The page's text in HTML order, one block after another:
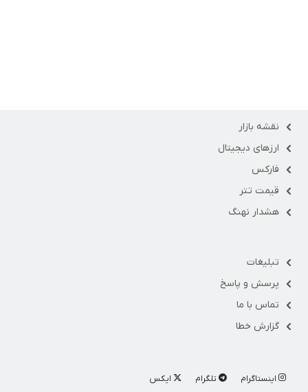
نقشه بازار
ارزهای دیجیتال
فارکس
قیمت تتر
هشدار نهنگ
تبلیغات
پرسش و پاسخ
تماس با ما
گزارش خطا
اینستاگرام تلگرام ایکس